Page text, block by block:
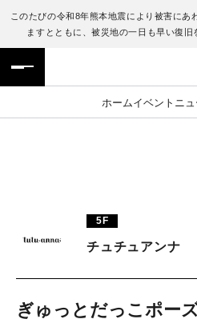
このたびの令和8年熊本地震により被害にあ
ますとともに、被災地の一日も早い復旧
ホームイベント ニ
フロアガイド
施設案内・アクセス
TAX FREE
ENGLISH
繁体字
日本語
5F
チュチュアンナ
ぎゅっとだっこポー